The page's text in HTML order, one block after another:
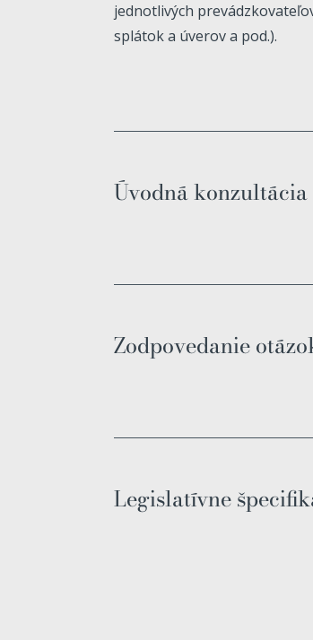
jednotlivých
splátok a úverov a pod.).
Úvodná konzultácia
Zodpovedanie
Legislatívne